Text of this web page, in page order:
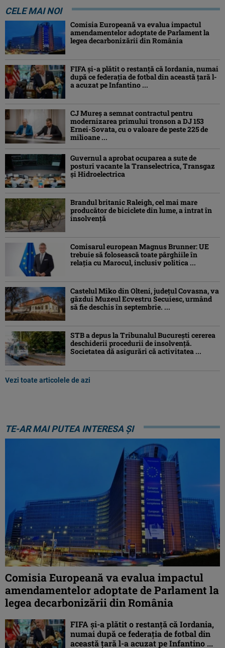
CELE MAI NOI
Comisia Europeană va evalua impactul
amendamentelor adoptate de Parlament la
legea decarbonizării din România
FIFA și-a plătit o restanță că Iordania, numai
după ce federația de fotbal din această țară l-
a acuzat pe Infantino ...
CJ Mureș a semnat contractul pentru
modernizarea primului tronson a DJ 153
Ernei-Sovata, cu o valoare de peste 225 de
milioane ...
Guvernul a aprobat ocuparea a sute de
posturi vacante la Transelectrica, Transgaz
și Hidroelectrica
Brandul britanic Raleigh, cel mai mare
producător de biciclete din lume, a intrat în
insolvență
Comisarul european Magnus Brunner: UE
trebuie să folosească toate pârghiile în
relația cu Marocul, inclusiv politica ...
Castelul Miko din Olteni, județul Covasna, va
găzdui Muzeul Ecvestru Secuiesc, urmând
să fie deschis în septembrie. ...
STB a depus la Tribunalul București cererea
deschiderii procedurii de insolvență.
Societatea dă asigurări că activitatea ...
Vezi toate articolele de azi
TE-AR MAI PUTEA INTERESA ȘI
Comisia Europeană va evalua impactul
amendamentelor adoptate de Parlament la
legea decarbonizării din România
FIFA și-a plătit o restanță că Iordania,
numai după ce federația de fotbal din
această țară l-a acuzat pe Infantino ...